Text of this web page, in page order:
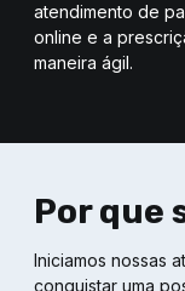
atendimento de
online e a
maneira ágil.
Por que
Iniciamos nossas
conquistar uma